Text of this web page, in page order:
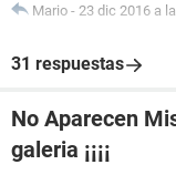
Mario - 23 dic 2016 a
31 respuestas
No Aparecen
galeria ¡¡¡¡